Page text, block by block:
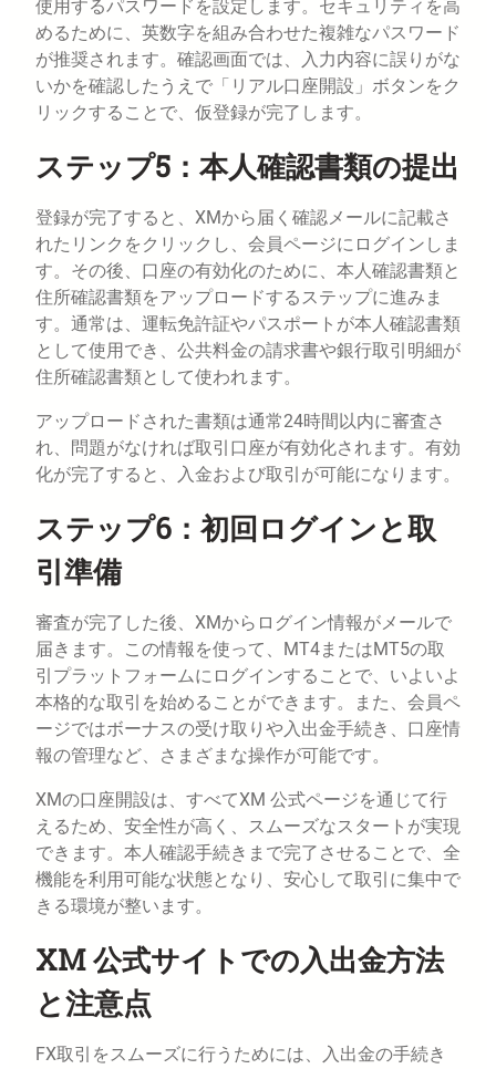
使用するパスワードを設定します。セキュリティを高
めるために、英数字を組み合わせた複雑なパスワード
が推奨されます。確認画面では、入力内容に誤りがな
いかを確認したうえで「リアル口座開設」ボタンをク
リックすることで、仮登録が完了します。
ステップ5：本人確認書類の提出
登録が完了すると、XMから届く確認メールに記載さ
れたリンクをクリックし、会員ページにログインしま
す。その後、口座の有効化のために、本人確認書類と
住所確認書類をアップロードするステップに進みま
す。通常は、運転免許証やパスポートが本人確認書類
として使用でき、公共料金の請求書や銀行取引明細が
住所確認書類として使われます。
アップロードされた書類は通常24時間以内に審査さ
れ、問題がなければ取引口座が有効化されます。有効
化が完了すると、入金および取引が可能になります。
ステップ6：初回ログインと取
引準備
審査が完了した後、XMからログイン情報がメールで
届きます。この情報を使って、MT4またはMT5の取
引プラットフォームにログインすることで、いよいよ
本格的な取引を始めることができます。また、会員ペ
ージではボーナスの受け取りや入出金手続き、口座情
報の管理など、さまざまな操作が可能です。
XMの口座開設は、すべてXM 公式ページを通じて行
えるため、安全性が高く、スムーズなスタートが実現
できます。本人確認手続きまで完了させることで、全
機能を利用可能な状態となり、安心して取引に集中で
きる環境が整います。
XM 公式サイトでの入出金方法
と注意点
FX取引をスムーズに行うためには、入出金の手続き